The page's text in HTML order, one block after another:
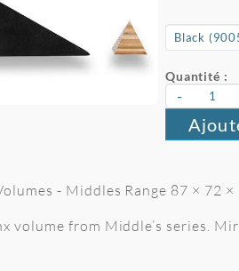
Quantité :
-
- Middles Range 87 × 72 ×
volume from Middle’s series.